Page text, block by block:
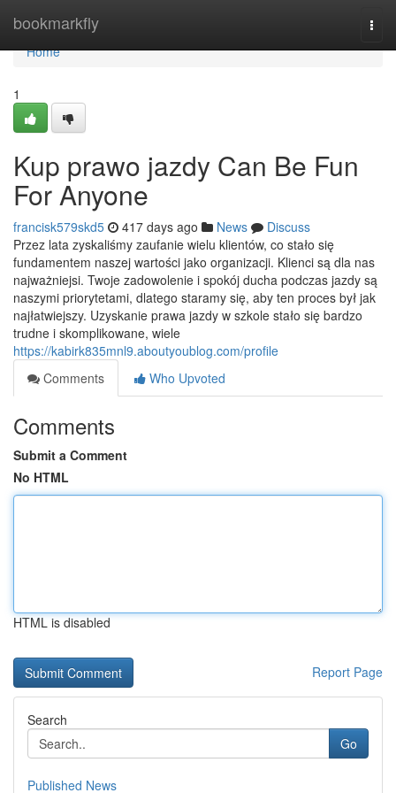
bookmarkfly
Home
Home
1
Kup prawo jazdy Can Be Fun
For Anyone
francisk579skd5 417 days ago News
Discuss
Przez lata zyskaliśmy zaufanie wielu klientów, co stało się
fundamentem naszej wartości jako organizacji. Klienci są dla nas
najważniejsi. Twoje zadowolenie i spokój ducha podczas jazdy są
naszymi priorytetami, dlatego staramy się, aby ten proces był jak
najłatwiejszy. Uzyskanie prawa jazdy w szkole stało się bardzo
trudne i skomplikowane, wiele
https://kabirk835mnl9.aboutyoublog.com/profile
Comments
Who Upvoted
Comments
Submit a Comment
No HTML
HTML is disabled
Report Page
Search
Go
Published News